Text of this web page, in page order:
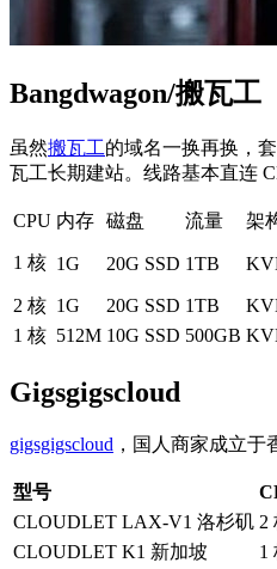
Bangdwagon/搬瓦工
虽然搬瓦工的域名一换再换，
瓦工长期建站。线路基本直连
CPU 内存 磁盘 流量 架
1 核 1G 20G SSD 1TB
2 核 1G 20G SSD 1TB
1 核 512M 10G SSD 500GB
Gigsgigscloud
gigsgigscloud ，国人商家成立
型号
CLOUDLET LAX-V1 洛杉矶 2
CLOUDLET K1 新加坡
1